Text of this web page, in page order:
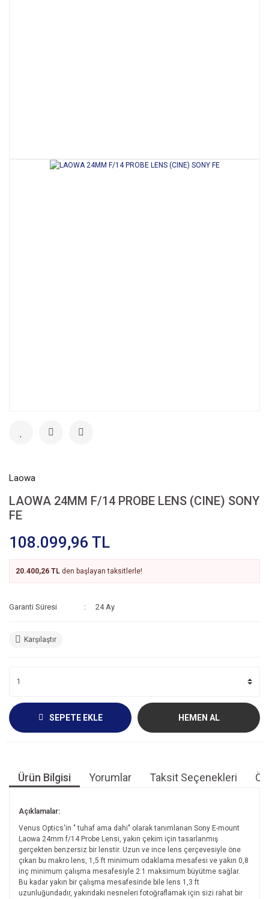
Laowa
LAOWA 24MM F/14 PROBE LENS (CINE) SONY
FE
108.099,96 TL
20.400,26 TL den başlayan taksitlerle!
Garanti Süresi 24 Ay
Karşılaştır
SEPETE EKLE HEMEN AL
Ürün Bilgisi Yorumlar Taksit Seçenekleri
Açıklamalar:
Venus Optics'in " tuhaf ama dahi" olarak tanımlanan Sony E-mount
Laowa 24mm f/14 Probe Lensi, yakın çekim için tasarlanmış
gerçekten benzersiz bir lenstir. Uzun ve ince lens çerçevesiyle öne
çıkan bu makro lens, 1,5 ft minimum odaklama mesafesi ve yakın 0,8
inç minimum çalışma mesafesiyle 2:1 maksimum büyütme sağlar.
Bu kadar yakın bir çalışma mesafesinde bile lens 1,3 ft
uzunluğundadır, yakındaki nesneleri fotoğraflamak için sizi rahat bir